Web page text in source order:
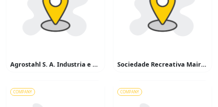
Agrostahl S. A. Industria e Corcio Sociedade Recreativa Mairinque
COMPANY COMPANY